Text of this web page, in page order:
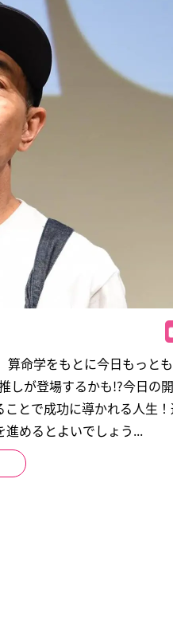
命学をもとに今日もっと
しが登場するかも!?今日の
とで成功に導かれる人生
進めるとよいでしょう...